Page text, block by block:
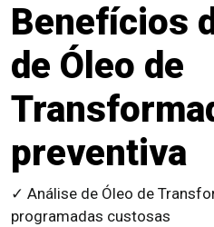
Benefícios
de Óleo de
preventiva
✓ Análise de Óleo de
programadas custosas